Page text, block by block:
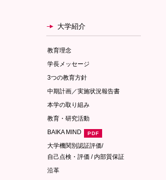
大学紹介
教育理念
学長メッセージ
3つの教育方針
中期計画／実施状況報告書
本学の取り組み
教育・研究活動
BAIKA MIND
大学機関別認証評価/
自己点検・評価 / 内部質保証
沿革